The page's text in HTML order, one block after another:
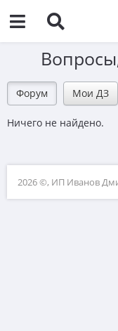
Форум Мои ДЗ
Ничего не найдено.
2026 ©, ИП Иванов